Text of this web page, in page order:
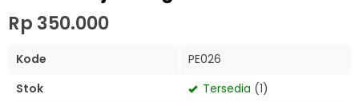
Rp 350.000
Kode
PE026
Stok
Tersedia (1)